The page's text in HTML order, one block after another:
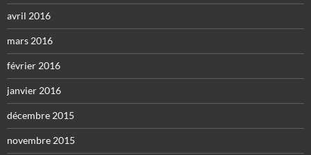
avril 2016
mars 2016
février 2016
janvier 2016
décembre 2015
novembre 2015